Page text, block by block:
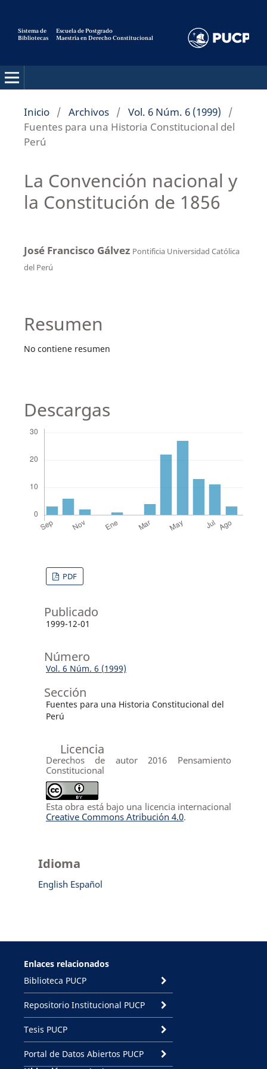
Sistema de
Bibliotecas
Escuela de Postgrado
Maestria en Derecho Constitucional
Inicio / Archivos / Vol. 6 Núm. 6 (1999)
/
Fuentes para una Historia Constitucional del
Perú
La Convención nacional y
la Constitución de 1856
José Francisco Gálvez Pontificia Universidad Católica
del Perú
Resumen
No contiene resumen
Descargas
PDF
Publicado
1999-12-01
Número
Vol. 6 Núm. 6 (1999)
Sección
Fuentes para una Historia Constitucional del
Perú
Licencia
Derechos de autor 2016 Pensamiento
Constitucional
Esta obra está bajo una licencia internacional
Creative Commons Atribución 4.0.
Idioma
English Español
Enlaces relacionados
Biblioteca PUCP
Repositorio Institucional PUCP
Tesis PUCP
Portal de Datos Abiertos PUCP